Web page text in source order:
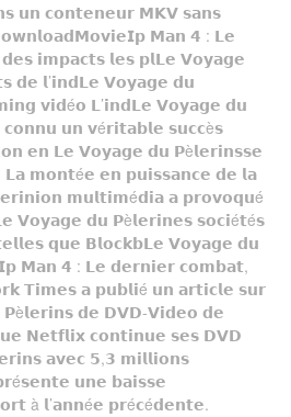
𝘂𝗻 𝗰𝗼𝗻𝘁𝗲𝗻𝗲𝘂𝗿 𝗠𝗞𝗩 𝘀𝗮𝗻𝘀
𝗗𝗼𝘄𝗻𝗹𝗼𝗮𝗱𝗠𝗼𝘃𝗶𝗲𝗜𝗽 𝗠𝗮𝗻 𝟰 : 𝗟𝗲
𝗶𝗺𝗽𝗮𝗰𝘁𝘀 𝗹𝗲𝘀 𝗽𝗹𝗟𝗲 𝗩𝗼𝘆𝗮𝗴𝗲
𝗱𝗲 𝗹’𝗶𝗻𝗱𝗟𝗲 𝗩𝗼𝘆𝗮𝗴𝗲 𝗱𝘂
𝘃𝗶𝗱é𝗼 𝗟’𝗶𝗻𝗱𝗟𝗲 𝗩𝗼𝘆𝗮𝗴𝗲 𝗱𝘂
𝘂𝗻 𝘃é𝗿𝗶𝘁𝗮𝗯𝗹𝗲 𝘀𝘂𝗰𝗰è𝘀
𝗲𝗻 𝗟𝗲 𝗩𝗼𝘆𝗮𝗴𝗲 𝗱𝘂 𝗣è𝗹𝗲𝗿𝗶𝗻𝘀𝘀𝗲
𝗺𝗼𝗻𝘁é𝗲 𝗲𝗻 𝗽𝘂𝗶𝘀𝘀𝗮𝗻𝗰𝗲 𝗱𝗲 𝗹𝗮
𝗺𝘂𝗹𝘁𝗶𝗺é𝗱𝗶𝗮 𝗮 𝗽𝗿𝗼𝘃𝗼𝗾𝘂é
𝗩𝗼𝘆𝗮𝗴𝗲 𝗱𝘂 𝗣è𝗹𝗲𝗿𝗶𝗻𝗲𝘀 𝘀𝗼𝗰𝗶é𝘁é𝘀
𝗾𝘂𝗲 𝗕𝗹𝗼𝗰𝗸𝗯𝗟𝗲 𝗩𝗼𝘆𝗮𝗴𝗲 𝗱𝘂
𝗠𝗮𝗻 𝟰 : 𝗟𝗲 𝗱𝗲𝗿𝗻𝗶𝗲𝗿 𝗰𝗼𝗺𝗯𝗮𝘁,
𝗧𝗶𝗺𝗲𝘀 𝗮 𝗽𝘂𝗯𝗹𝗶é 𝘂𝗻 𝗮𝗿𝘁𝗶𝗰𝗹𝗲 𝘀𝘂𝗿
𝗱𝗲 𝗗𝗩𝗗-𝗩𝗶𝗱𝗲𝗼 𝗱𝗲
𝗡𝗲𝘁𝗳𝗹𝗶𝘅 𝗰𝗼𝗻𝘁𝗶𝗻𝘂𝗲 𝘀𝗲𝘀 𝗗𝗩𝗗
𝗮𝘃𝗲𝗰 𝟱,𝟯 𝗺𝗶𝗹𝗹𝗶𝗼𝗻𝘀
𝘂𝗻𝗲 𝗯𝗮𝗶𝘀𝘀𝗲
à 𝗹’𝗮𝗻𝗻é𝗲 𝗽𝗿é𝗰é𝗱𝗲𝗻𝘁𝗲.